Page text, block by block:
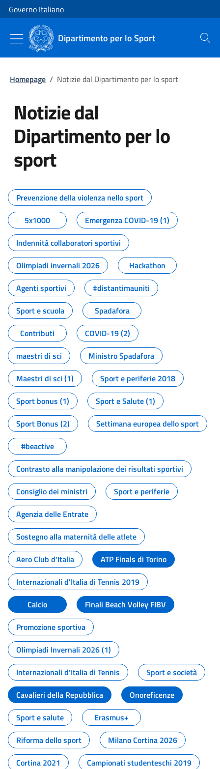
Vai al contenuto
Vai alla navigazione del sito
Governo Italiano
Dipartimento per lo Sport Cerca
Homepage / Notizie dal Dipartimento per lo sport
Notizie dal
Dipartimento per lo
sport
Tutti i contenuti della pagina
Prevenzione della violenza nello sport
5x1000
Emergenza COVID-19 (1)
Indennità collaboratori sportivi
Olimpiadi invernali 2026
Hackathon
Agenti sportivi
#distantimauniti
Sport e scuola
Spadafora
Contributi
COVID-19 (2)
maestri di sci
Ministro Spadafora
Maestri di sci (1)
Sport e periferie 2018
Sport bonus (1)
Sport e Salute (1)
Sport Bonus (2)
Settimana europea dello sport
#beactive
Contrasto alla manipolazione dei risultati sportivi
Consiglio dei ministri
Sport e periferie
Agenzia delle Entrate
Sostegno alla maternità delle atlete
Aero Club d'Italia
ATP Finals di Torino
Internazionali d'Italia di Tennis 2019
Calcio
Finali Beach Volley FIBV
Promozione sportiva
Olimpiadi Invernali 2026 (1)
Internazionali d'Italia di Tennis
Sport e società
Cavalieri della Repubblica
Onoreficenze
Sport e salute
Erasmus+
Riforma dello sport
Milano Cortina 2026
Cortina 2021
Campionati studenteschi 2019